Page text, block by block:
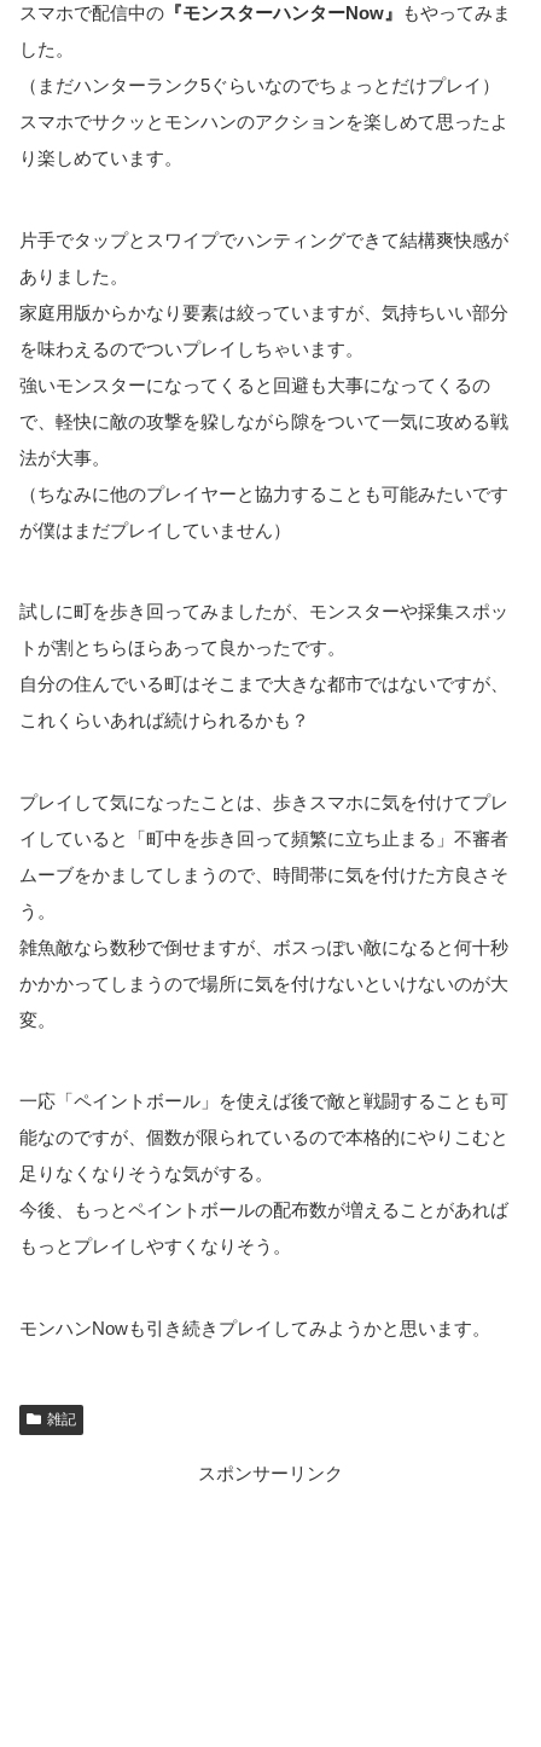
スマホで配信中の 『モンスターハンターNow』
もやってみま
した。
（まだハンターランク5ぐらいなのでちょっとだけプレイ）
スマホでサクッとモンハンのアクションを楽しめて思ったよ
り楽しめています。
片手でタップとスワイプでハンティングできて結構爽快感が
ありました。
家庭用版からかなり要素は絞っていますが、気持ちいい部分
を味わえるのでついプレイしちゃいます。
強いモンスターになってくると回避も大事になってくるの
で、軽快に敵の攻撃を躱しながら隙をついて一気に攻める戦
法が大事。
（ちなみに他のプレイヤーと協力することも可能みたいです
が僕はまだプレイしていません）
試しに町を歩き回ってみましたが、モンスターや採集スポッ
トが割とちらほらあって良かったです。
自分の住んでいる町はそこまで大きな都市ではないですが、
これくらいあれば続けられるかも？
プレイして気になったことは、歩きスマホに気を付けてプレ
イしていると「町中を歩き回って頻繁に立ち止まる」不審者
ムーブをかましてしまうので、時間帯に気を付けた方良さそ
う。
雑魚敵なら数秒で倒せますが、ボスっぽい敵になると何十秒
かかかってしまうので場所に気を付けないといけないのが大
変。
一応「ペイントボール」を使えば後で敵と戦闘することも可
能なのですが、個数が限られているので本格的にやりこむと
足りなくなりそうな気がする。
今後、もっとペイントボールの配布数が増えることがあれば
もっとプレイしやすくなりそう。
モンハンNowも引き続きプレイしてみようかと思います。
雑記
スポンサーリンク